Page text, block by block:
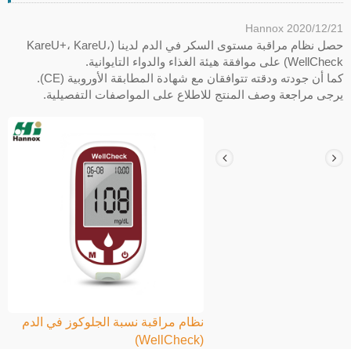
2020/12/21
Hannox
حصل نظام مراقبة مستوى السكر في الدم لدينا (KareU+، KareU،
WellCheck) على موافقة هيئة الغذاء والدواء التايوانية.
كما أن جودته ودقته تتوافقان مع شهادة المطابقة الأوروبية (CE).
يرجى مراجعة وصف المنتج للاطلاع على المواصفات التفصيلية.
نظام مراقبة نسبة الجلوكوز في الدم
(WellCheck)